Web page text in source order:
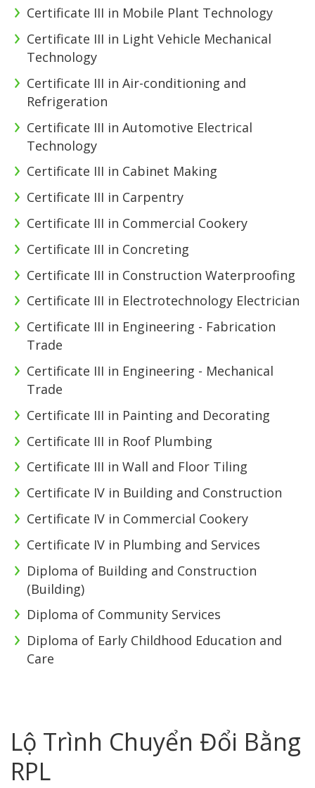
Certificate III in Mobile Plant Technology
Certificate III in Light Vehicle Mechanical
Technology
Certificate III in Air-conditioning and
Refrigeration
Certificate III in Automotive Electrical
Technology
Certificate III in Cabinet Making
Certificate III in Carpentry
Certificate III in Commercial Cookery
Certificate III in Concreting
Certificate III in Construction Waterproofing
Certificate III in Electrotechnology Electrician
Certificate III in Engineering - Fabrication
Trade
Certificate III in Engineering - Mechanical
Trade
Certificate III in Painting and Decorating
Certificate III in Roof Plumbing
Certificate III in Wall and Floor Tiling
Certificate IV in Building and Construction
Certificate IV in Commercial Cookery
Certificate IV in Plumbing and Services
Diploma of Building and Construction
(Building)
Diploma of Community Services
Diploma of Early Childhood Education and
Care
Lộ Trình Chuyển Đổi Bằng
RPL